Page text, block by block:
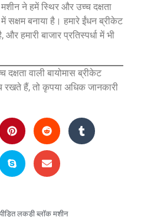
ने हमें स्थिर और उच्च दक्षता
में सक्षम बनाया है। हमारे ईंधन ब्रीकेट
हमारी बाजार प्रतिस्पर्धा में भी
वाली बायोमास ब्रीकेट
हैं, तो कृपया अधिक जानकारी
लकड़ी ब्लॉक मशीन